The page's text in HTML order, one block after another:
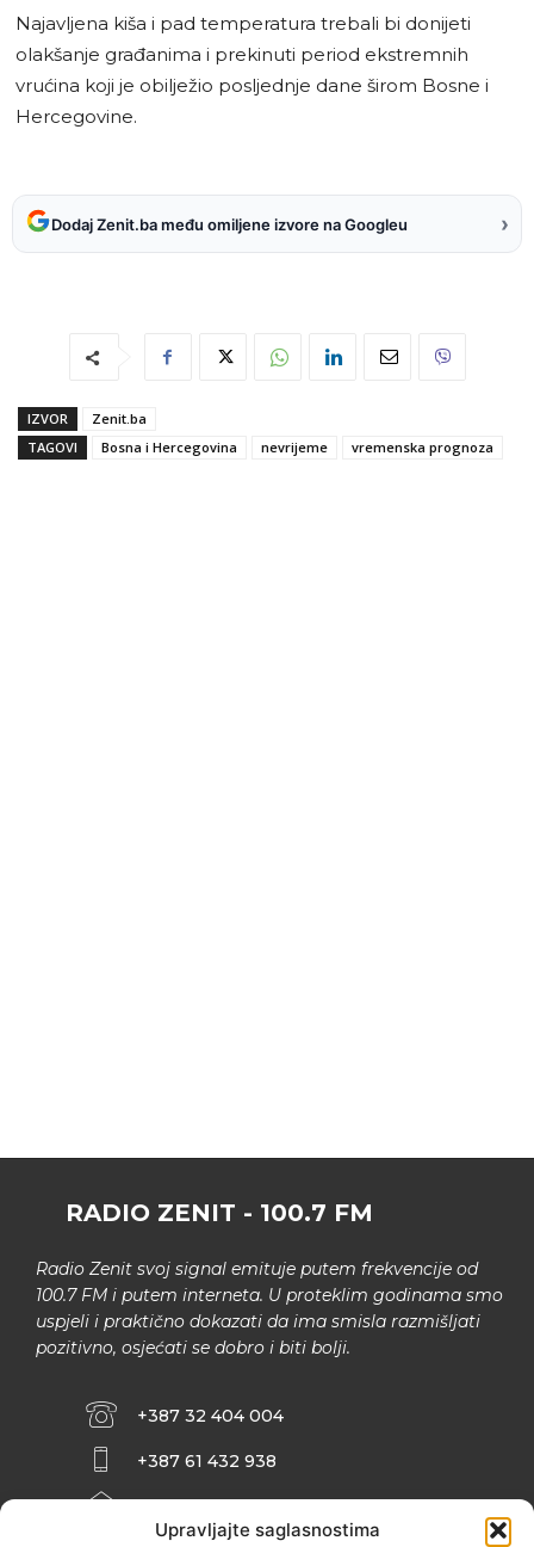
Upravljajte saglasnostima
Najavljena kiša i pad temperatura trebali bi donijeti
olakšanje građanima i prekinuti period ekstremnih
vrućina koji je obilježio posljednje dane širom Bosne i
Hercegovine.
Dodaj Zenit.ba među omiljene izvore na Googleu ›
IZVOR
Zenit.ba
TAGOVI
Bosna i Hercegovina nevrijeme vremenska prognoza
RADIO ZENIT - 100.7 FM
Radio Zenit svoj signal emituje putem frekvencije od
100.7 FM i putem interneta. U proteklim godinama smo
uspjeli i praktično dokazati da ima smisla razmišljati
pozitivno, osjećati se dobro i biti bolji.
+387 32 404 004
+387 61 432 938
INFO@ZENIT.BA